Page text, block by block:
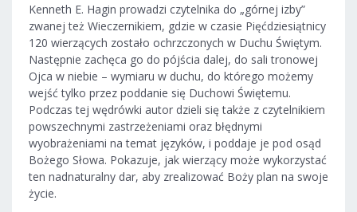
Kenneth E. Hagin prowadzi czytelnika do „górnej izby”
zwanej też Wieczernikiem, gdzie w czasie Pięćdziesiątnicy
120 wierzących zostało ochrzczonych w Duchu Świętym.
Następnie zachęca go do pójścia dalej, do sali tronowej
Ojca w niebie – wymiaru w duchu, do którego możemy
wejść tylko przez poddanie się Duchowi Świętemu.
Podczas tej wędrówki autor dzieli się także z czytelnikiem
powszechnymi zastrzeżeniami oraz błędnymi
wyobrażeniami na temat języków, i poddaje je pod osąd
Bożego Słowa. Pokazuje, jak wierzący może wykorzystać
ten nadnaturalny dar, aby zrealizować Boży plan na swoje
życie.